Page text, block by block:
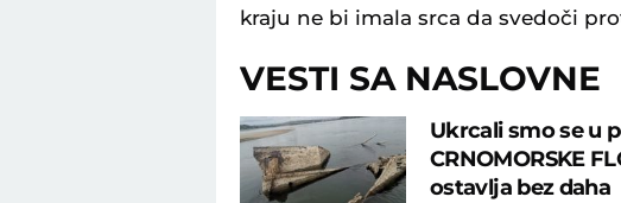
kraju ne bi imala srca da svedoči
VESTI SA NASLOVNE
Ukrcali smo se u
CRNOMORSKE
ostavlja bez daha